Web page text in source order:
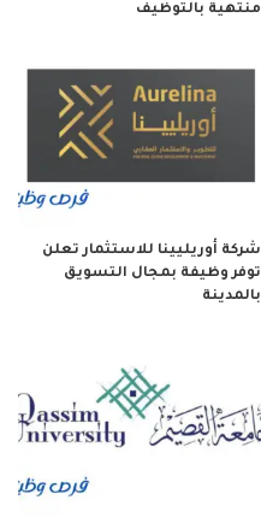
منتهية بالتوظيف
شركة أوريليينا للاستثمار تعلن
توفر وظيفة بمجال التسويق
بالمدينة